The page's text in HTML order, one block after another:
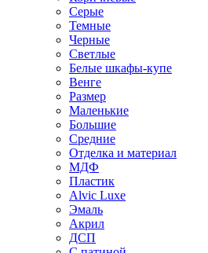
Серые
Темные
Черные
Светлые
Белые шкафы-купе
Венге
Размер
Маленькие
Большие
Средние
Отделка и материал
МДФ
Пластик
Alvic Luxe
Эмаль
Акрил
ДСП